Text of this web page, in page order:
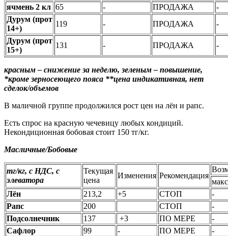
ячмень 2 кл 65 - ПРОДАЖА
-
Дурум (прот
14+)
119 - ПРОДАЖА
-
Дурум (прот
15+)
131 - ПРОДАЖА -
красным – снижение за неделю, зеленым – повышение,
*кроме зерносеющего пояса **цена индикативная, нет
сделок/объемов
В маличной группе продолжился рост цен на лён и рапс.
Есть спрос на красную чечевицу любых кондиций.
Некондиционная бобовая стоит 150 тг/кг.
Масличные/Бобовые
тг/кг, с НДС, с
элеватора
Текущая
цена
Изменения Рекомендация
макс
Лён
213,2 +5 СТОП
-
Рапс
200 СТОП
-
Подсолнечник
137 +3 ПО МЕРЕ
-
Сафлор
99 - ПО МЕРЕ
-